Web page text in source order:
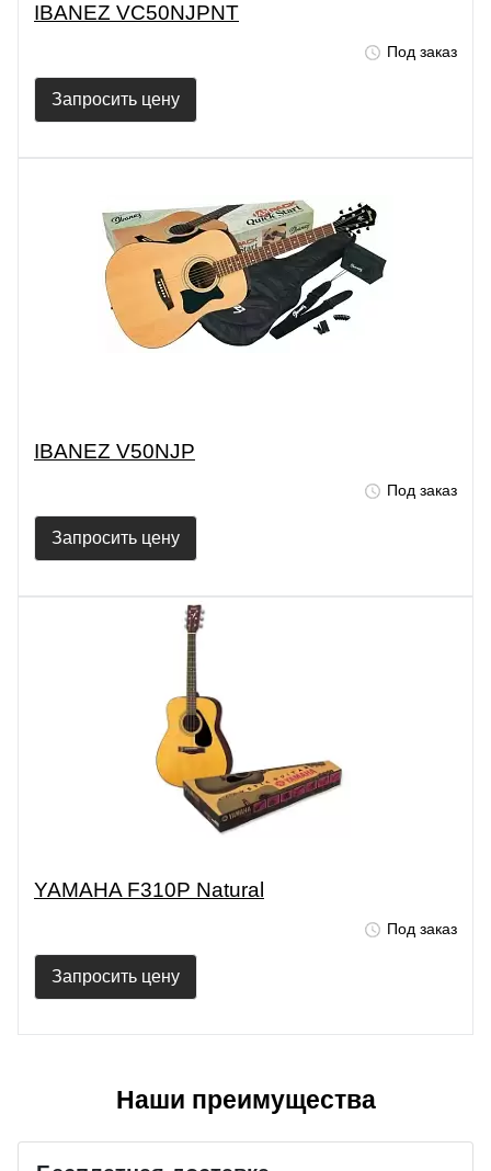
IBANEZ VC50NJPNT
Под заказ
Запросить цену
IBANEZ V50NJP
Под заказ
Запросить цену
YAMAHA F310P Natural
Под заказ
Запросить цену
Наши преимущества